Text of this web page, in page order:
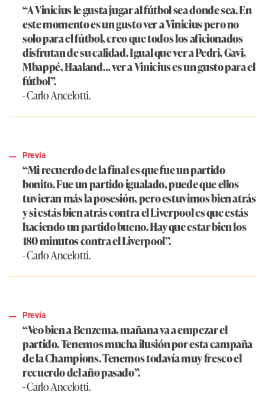
“A Vinicius le gusta jugar al fútbol sea donde sea. En
este momento es un gusto ver a Vinicius pero no
solo para el fútbol, creo que todos los aficionados
disfrutan de su calidad. Igual que ver a Pedri, Gavi,
Mbappé, Haaland… ver a Vinicius es un gusto para el
fútbol”.
- Carlo Ancelotti.
Previa
“Mi recuerdo de la final es que fue un partido
bonito. Fue un partido igualado, puede que ellos
tuvieran más la posesión, pero estuvimos bien atrás
y si estás bien atrás contra el Liverpool es que estás
haciendo un partido bueno. Hay que estar bien los
180 minutos contra el Liverpool”.
- Carlo Ancelotti.
Previa
“Veo bien a Benzema, mañana va a empezar el
partido. Tenemos mucha ilusión por esta campaña
de la Champions. Tenemos todavía muy fresco el
recuerdo del año pasado”.
- Carlo Ancelotti.